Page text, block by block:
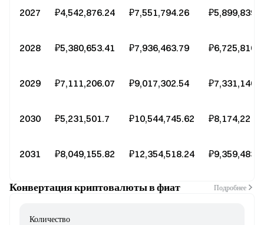
2027 ₽4,542,876.24 ₽7,551,794.26
2028 ₽5,380,653.41 ₽7,936,463.79
2029 ₽7,111,206.07 ₽9,017,302.54
2030 ₽5,231,501.7 ₽10,544,745.62
2031 ₽8,049,155.82 ₽12,354,518.24
Конвертация криптовалюты в фиат Подробнее
Количество